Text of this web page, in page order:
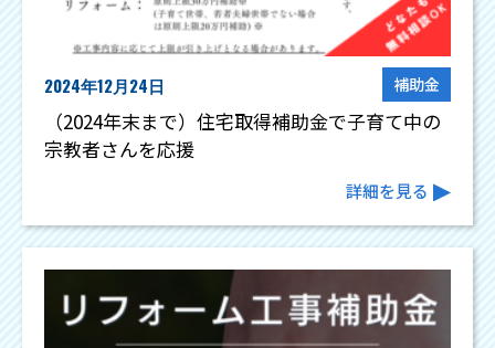
2024年12月24日 補助金
（2024年末まで）住宅取得補助金で子育て中の
宗教者さんを応援
詳細を見る